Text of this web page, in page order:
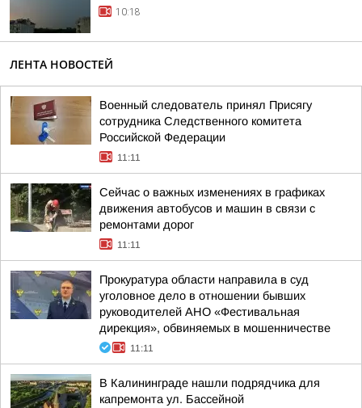
10:18
ЛЕНТА НОВОСТЕЙ
Военный следователь принял Присягу
сотрудника Следственного комитета
Российской Федерации
11:11
Сейчас о важных изменениях в графиках
движения автобусов и машин в связи с
ремонтами дорог
11:11
Прокуратура области направила в суд
уголовное дело в отношении бывших
руководителей АНО «Фестивальная
дирекция», обвиняемых в мошенничестве
11:11
В Калининграде нашли подрядчика для
капремонта ул. Бассейной